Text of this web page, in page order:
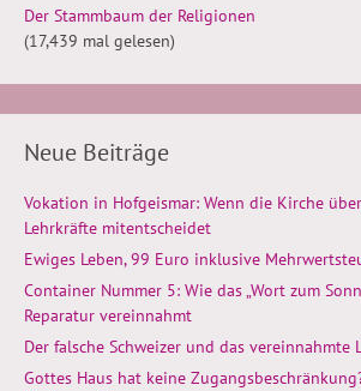
Der Stammbaum der Religionen
(17,439 mal gelesen)
Neue Beiträge
Vokation in Hofgeismar: Wenn die Kirche
Lehrkräfte mitentscheidet
Ewiges Leben, 99 Euro inklusive
Container Nummer 5: Wie das „Wort zum
Reparatur vereinnahmt
Der falsche Schweizer und das vereinnahmte
Gottes Haus hat keine